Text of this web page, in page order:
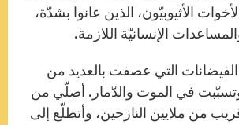
الأثيوبيّون، الذين عانوا بشدّة،
الإنسانيّة اللازمة.
التي عصفت بالعديد من
وتسبّبت في الموت والدّمار. أصلّي من
من ملايين النازحين، وأتطلّع إلى